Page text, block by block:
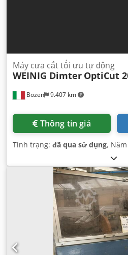
Bozen 9.407 km
Máy cưa cắt tối ưu tự động
WEINIG Dimter OptiCut
Thông tin giá
Tình trạng: đã qua sử dụng,